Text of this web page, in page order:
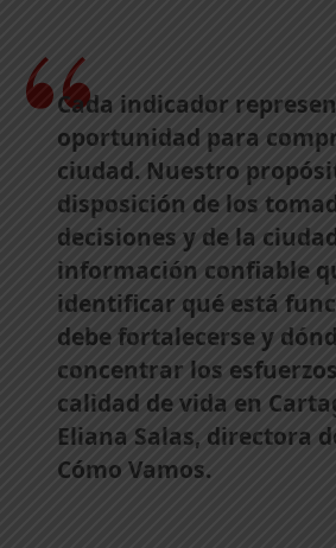
Cada indicador
oportunidad para
ciudad. Nuestro
disposición de los
decisiones y de la
información confiable
identificar qué está
debe fortalecerse y
concentrar los
calidad de vida en
Eliana Salas, directora
Cómo Vamos.